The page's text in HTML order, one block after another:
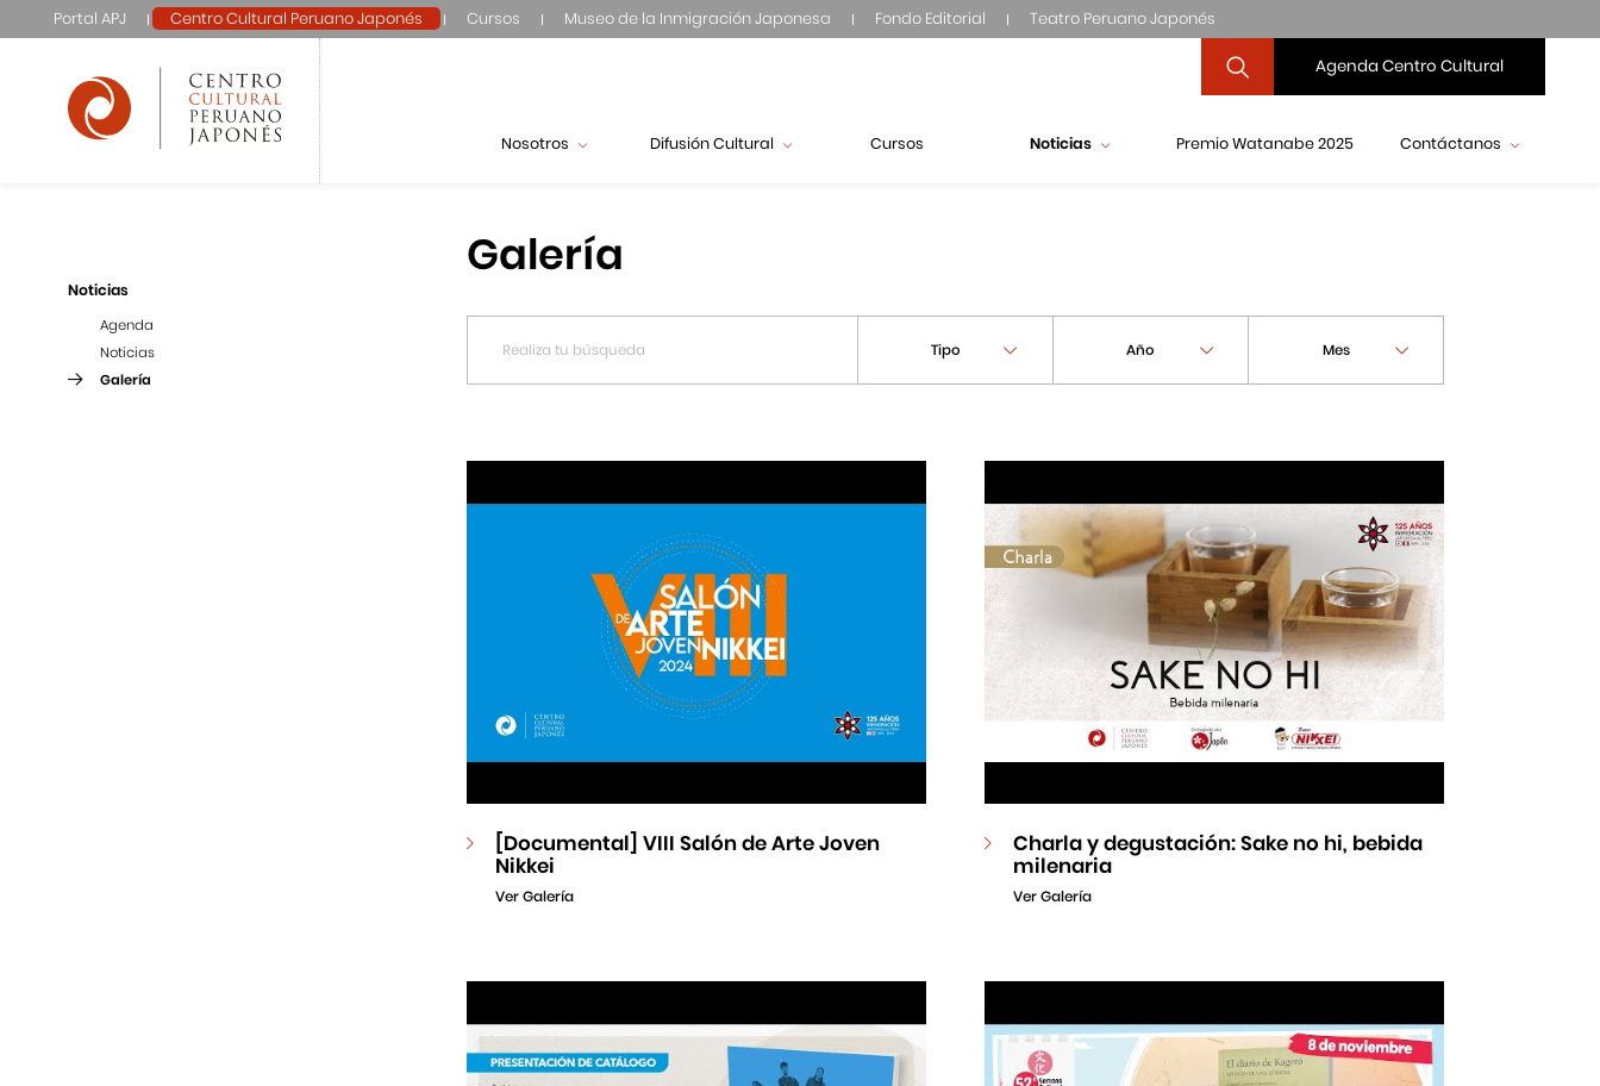
Portal APJ Centro Cultural Peruano Japonés Cursos Museo de la Inmigración Japonesa Fondo Editorial Teatro Peruano Japonés
Agenda Centro Cultural
Nosotros Difusión Cultural Cursos Noticias Premio Watanabe 2025 Contáctanos
Noticias
Agenda
Noticias
Galería
Galería
Tipo Año Mes
[Documental] VIII Salón de Arte Joven
Nikkei
Ver Galería
Charla y degustación: Sake no hi, bebida
milenaria
Ver Galería